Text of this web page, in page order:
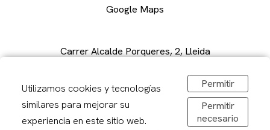
Google Maps
Carrer Alcalde Porqueres, 2, Lleida
Obrir a Google Maps
De dilluns a divendres: 08,30-20,00h
Dissabtes: 09:00 – 13:00
Utilizamos cookies y tecnologías
similares para mejorar su
experiencia en este sitio web.
Permitir
Permitir
necesario